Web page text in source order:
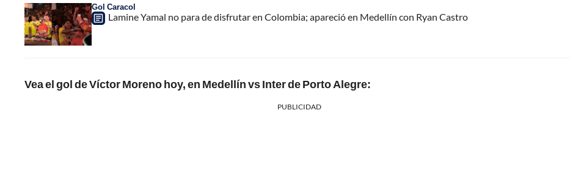
Gol Caracol
Lamine Yamal no para de disfrutar en Colombia; apareció en Medellín con Ryan Castro
Vea el gol de Víctor Moreno hoy, en Medellín vs Inter de Porto Alegre:
PUBLICIDAD